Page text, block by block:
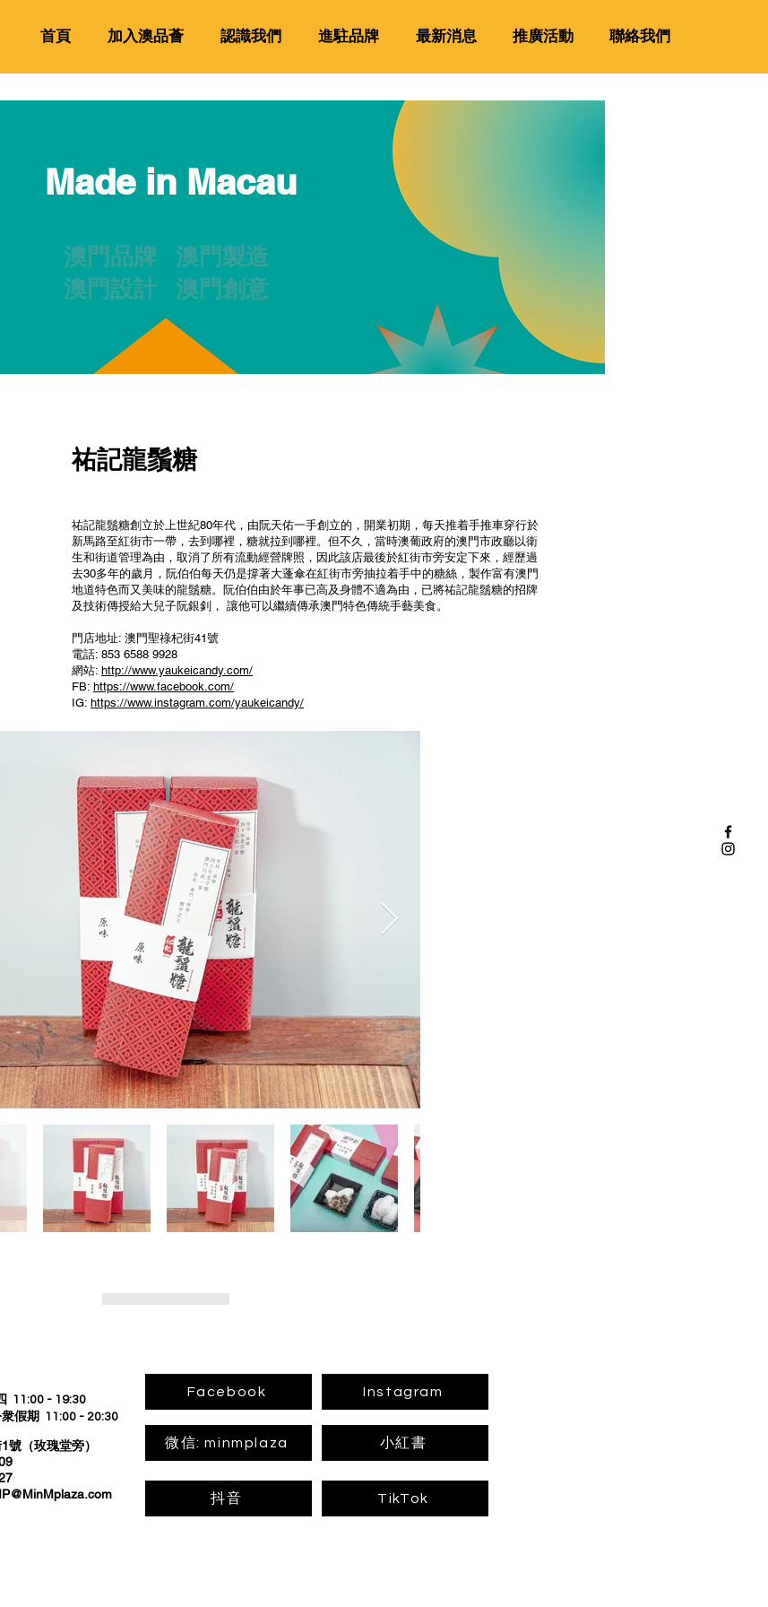
首頁 加入澳品薈 認識我們 進駐品牌 最新消息 推廣活動 聯絡我們
Made in Macau
澳門品牌 澳門製造
澳門設計 澳門創意
​祐記龍鬚糖
祐記龍鬚糖創立於上世紀80年代，由阮天佑一手創立的，開業初期，每天推着手推車穿行於
新馬路至紅街市一帶，去到哪裡，糖就拉到哪裡。但不久，當時澳葡政府的澳門市政廳以衛
生和街道管理為由，取消了所有流動經營牌照，因此該店最後於紅街市旁安定下來，經歷過
去30多年的歲月，阮伯伯每天仍是撐著大蓬傘在紅街市旁抽拉着手中的糖絲，製作富有澳門
地道特色而又美味的龍鬚糖。阮伯伯由於年事已高及身體不適為由，已將祐記龍鬚糖的招牌
及技術傳授給大兒子阮銀釗， 讓他可以繼續傳承澳門特色傳統手藝美食。
門店地址: 澳門聖祿杞街41號
電話: 853 6588 9928
網站: http://www.yaukeicandy.com/
FB: https://www.facebook.com/
IG: https://www.instagram.com/yaukeicandy/
11:00 - 19:30
假期 11:00 - 20:30
號（玫瑰堂旁）
Facebook
微信: minmplaza
抖音
Instagram
小紅書
TikTok